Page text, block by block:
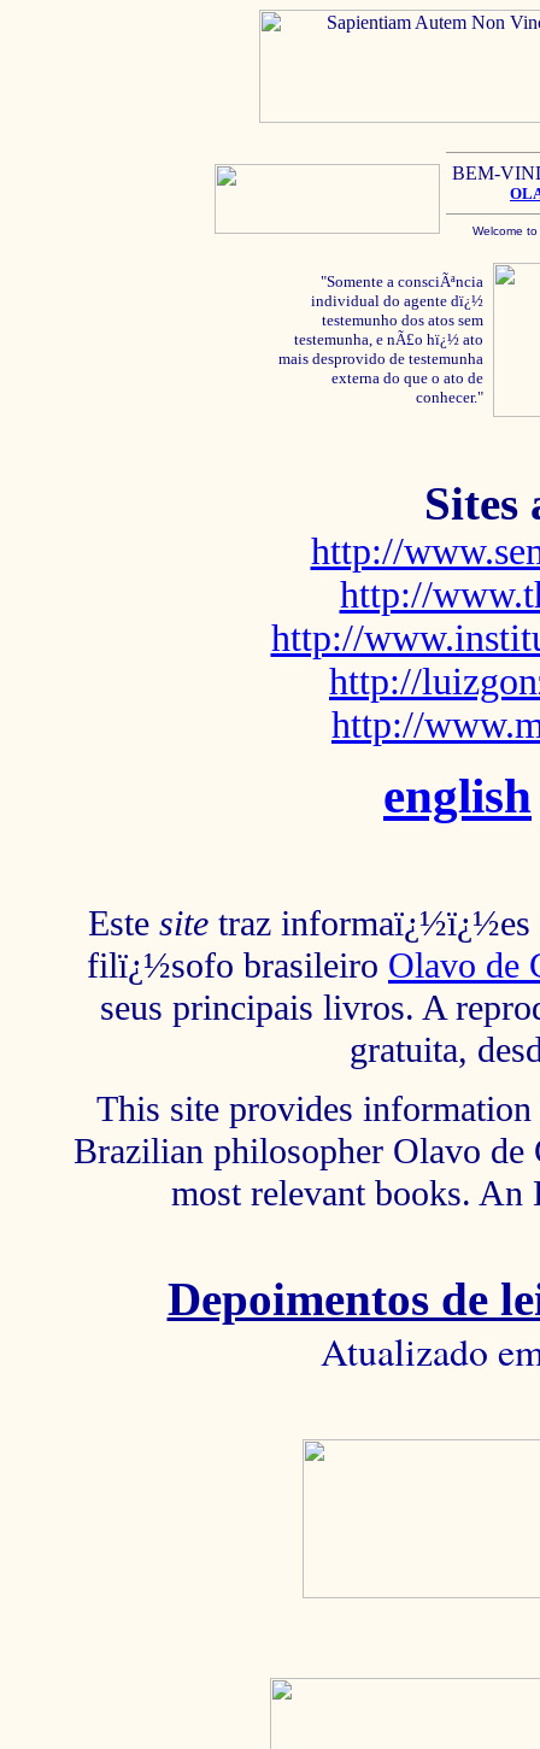
BEM-
Welcome
"Somente a consciÃªncia
individual do agente dï¿½
testemunho dos atos sem
testemunha, e nÃ£o hï¿½ ato
mais desprovido de testemunha
externa do que o ato de
conhecer."
Sites
http://
http://
http://
http://
http://
english
Este site traz informaï¿½ï¿½es
filï¿½sofo brasileiro Olavo de
seus principais livros. A
gratuita,
This site provides
Brazilian philosopher Olavo de
most relevant books.
Depoimentos de
Atualizado